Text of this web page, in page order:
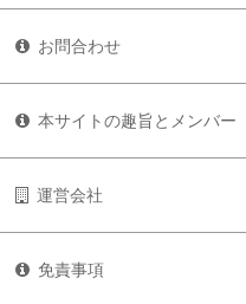
お問合わせ
本サイトの趣旨とメンバー
運営会社
免責事項